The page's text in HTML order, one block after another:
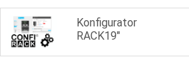
Konfigurator
RACK19"